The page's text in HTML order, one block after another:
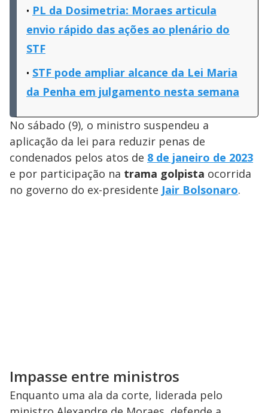
PL da Dosimetria: Moraes articula
envio rápido das ações ao plenário do
STF
STF pode ampliar alcance da Lei Maria
da Penha em julgamento nesta semana
No sábado (9), o ministro suspendeu a
aplicação da lei para reduzir penas de
condenados pelos atos de 8 de janeiro de 2023
e por participação na trama golpista ocorrida
no governo do ex-presidente Jair Bolsonaro.
Impasse entre ministros
Enquanto uma ala da corte, liderada pelo